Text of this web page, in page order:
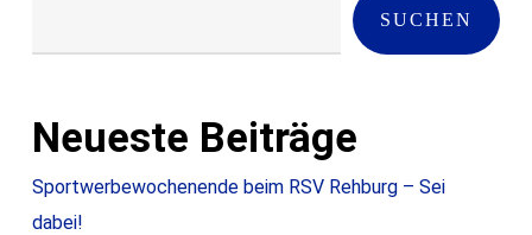
SUCHEN
Neueste Beiträge
Sportwerbewochenende beim RSV Rehburg – Sei
dabei!